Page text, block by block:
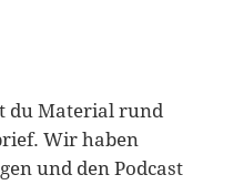
du Material rund
Wir haben
und den Podcast